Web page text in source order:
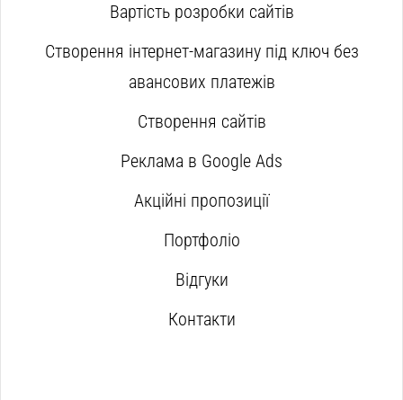
Вартість розробки сайтів
Створення інтернет-магазину під ключ без
авансових платежів
Створення сайтів
Реклама в Google Ads
Акційні пропозиції
Портфоліо
Відгуки
Контакти